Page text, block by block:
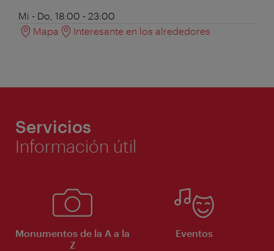
Mi - Do, 18:00 - 23:00
Mapa
Interesante en los alrededores
Servicios
Información útil
Monumentos de la A a la
Z
Eventos